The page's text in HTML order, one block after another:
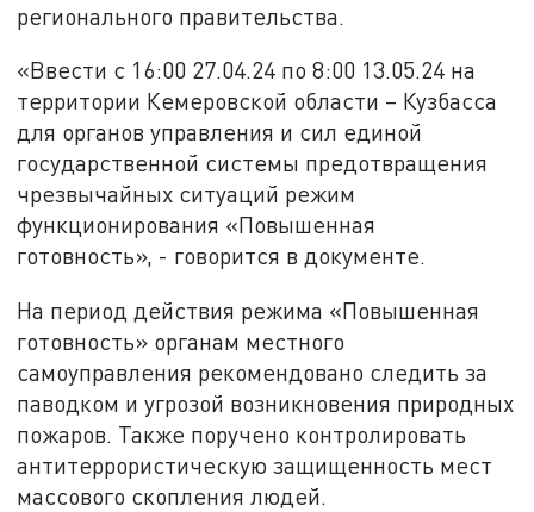
регионального правительства.
«Ввести с 16:00 27.04.24 по 8:00 13.05.24 на
территории Кемеровской области – Кузбасса
для органов управления и сил единой
государственной системы предотвращения
чрезвычайных ситуаций режим
функционирования «Повышенная
готовность», - говорится в документе.
На период действия режима «Повышенная
готовность» органам местного
самоуправления рекомендовано следить за
паводком и угрозой возникновения природных
пожаров. Также поручено контролировать
антитеррористическую защищенность мест
массового скопления людей.